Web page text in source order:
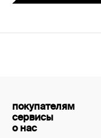
покупателям
сервисы
о нас